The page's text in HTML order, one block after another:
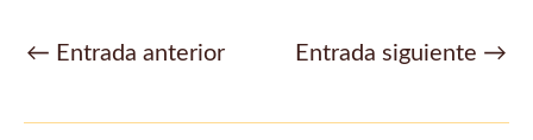
Navegación
← Entrada anterior Entrada siguiente →